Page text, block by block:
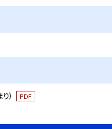
） PDF